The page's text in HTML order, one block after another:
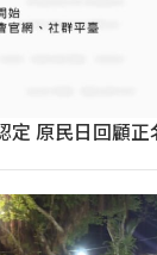
定 原民日回顧正